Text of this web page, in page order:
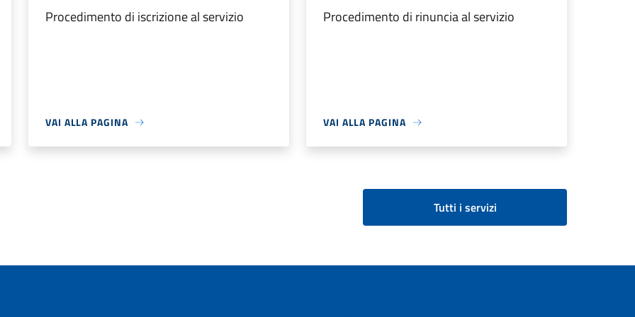
Procedimento di iscrizione al servizio
VAI ALLA PAGINA
Procedimento di rinuncia al servizio
VAI ALLA PAGINA
Tutti i servizi